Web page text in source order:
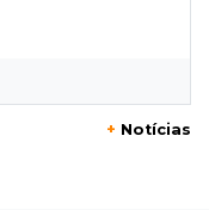
mudança no
+ Notícias